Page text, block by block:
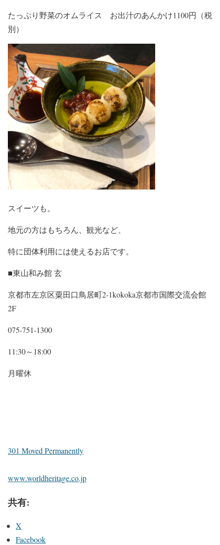
たっぷり野菜のオムライス お出汁のあんかけ1100円（税
別）
スイーツも。
地元の方はもちろん、観光など、
特に団体利用には使えるお店です。
■東山和み館 玄
京都市左京区粟田口鳥居町2-1kokoka京都市国際交流会館
2F
075-751-1300
11:30～18:00
月曜休
301 Moved Permanently
www.worldheritage.co.jp
共有:
X
Facebook